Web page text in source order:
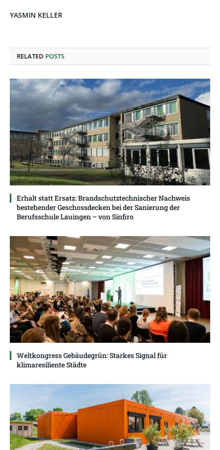
YASMIN KELLER
RELATED POSTS
Erhalt statt Ersatz: Brandschutztechnischer Nachweis
bestehender Geschossdecken bei der Sanierung der
Berufsschule Lauingen – von Sinfiro
Weltkongress Gebäudegrün: Starkes Signal für
klimaresiliente Städte